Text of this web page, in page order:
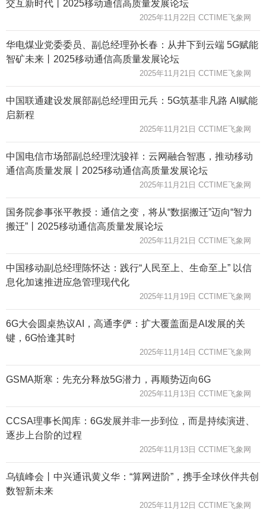
交互新时代丨2025移动通信高质量发展论坛
2025年11月22日 CCTIME飞象网
华电煤业党委委员、副总经理孙长春：从井下到云端 5G赋能
智矿未来丨2025移动通信高质量发展论坛
2025年11月21日 CCTIME飞象网
中国联通建设发展部副总经理田元兵：5G筑基非凡路 AI赋能
启新程
2025年11月21日 CCTIME飞象网
中国电信市场部副总经理沈骏祥：云网融合智惠，推动移动
通信高质量发展丨2025移动通信高质量发展论坛
2025年11月21日 CCTIME飞象网
国务院参事张平教授：通信之变，将从“数据搬迁”迈向“智力
搬迁”丨2025移动通信高质量发展论坛
2025年11月21日 CCTIME飞象网
中国移动副总经理陈怀达：践行“人民至上、生命至上” 以信
息化加速推进应急管理现代化
2025年11月19日 CCTIME飞象网
6G大会圆桌热议AI，高通李俨：扩大覆盖面是AI发展的关
键，6G恰逢其时
2025年11月14日 CCTIME飞象网
GSMA斯寒：先充分释放5G潜力，再顺势迈向6G
2025年11月13日 CCTIME飞象网
CCSA理事长闻库：6G发展并非一步到位，而是持续演进、
逐步上台阶的过程
2025年11月13日 CCTIME飞象网
乌镇峰会丨中兴通讯黄义华：“算网进阶”，携手全球伙伴共创
数智新未来
2025年11月12日 CCTIME飞象网